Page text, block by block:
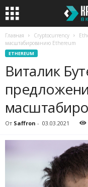
Главная Cryptocurrency
масштабированию Ethereum
ETHEREUM
Виталик
От Saffron - 03.03.2021